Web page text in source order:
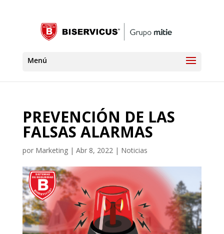
PREVENCIÓN DE LAS
FALSAS ALARMAS
por Marketing| Abr 8, 2022| Noticias